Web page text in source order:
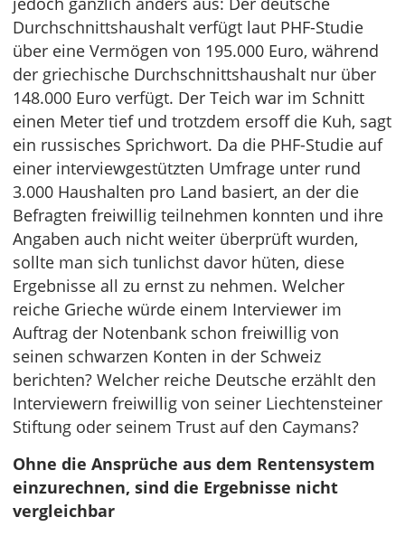
Durchschnittshaushalt verfügt laut PHF-Studie
über eine Vermögen von 195.000 Euro, während
der griechische Durchschnittshaushalt nur über
148.000 Euro verfügt. Der Teich war im Schnitt
einen Meter tief und trotzdem ersoff die Kuh, sagt
ein russisches Sprichwort. Da die PHF-Studie auf
einer interviewgestützten Umfrage unter rund
3.000 Haushalten pro Land basiert, an der die
Befragten freiwillig teilnehmen konnten und ihre
Angaben auch nicht weiter überprüft wurden,
sollte man sich tunlichst davor hüten, diese
Ergebnisse all zu ernst zu nehmen. Welcher
reiche Grieche würde einem Interviewer im
Auftrag der Notenbank schon freiwillig von
seinen schwarzen Konten in der Schweiz
berichten? Welcher reiche Deutsche erzählt den
Interviewern freiwillig von seiner Liechtensteiner
Stiftung oder seinem Trust auf den Caymans?
Ohne die Ansprüche aus dem Rentensystem
einzurechnen, sind die Ergebnisse nicht
vergleichbar